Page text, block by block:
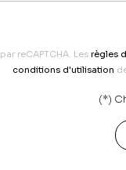
reCAPTCHA. Les règles
conditions d'utilisation
(*)